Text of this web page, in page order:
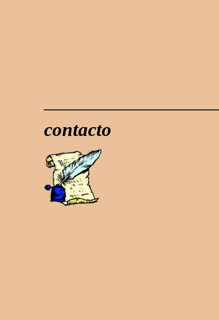
contacto